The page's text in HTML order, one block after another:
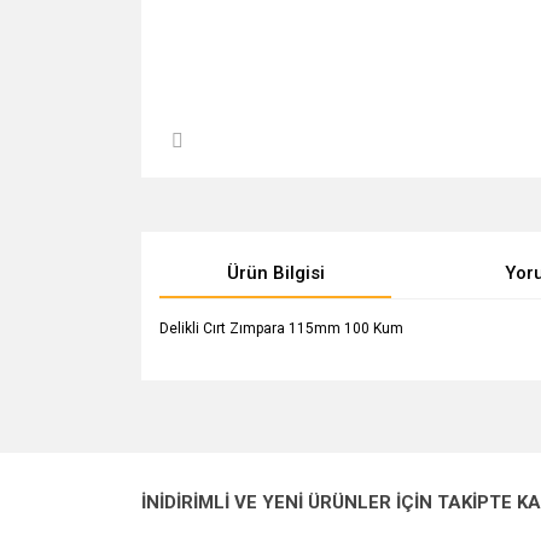
Ürün Bilgisi
Delikli Cırt Zımpara 115mm 100 Kum
Ürün açıklamasında eksik bilgiler bulunuyor.
İNİDİRİMLİ VE YENİ ÜRÜNLER İÇİN TAKİPTE